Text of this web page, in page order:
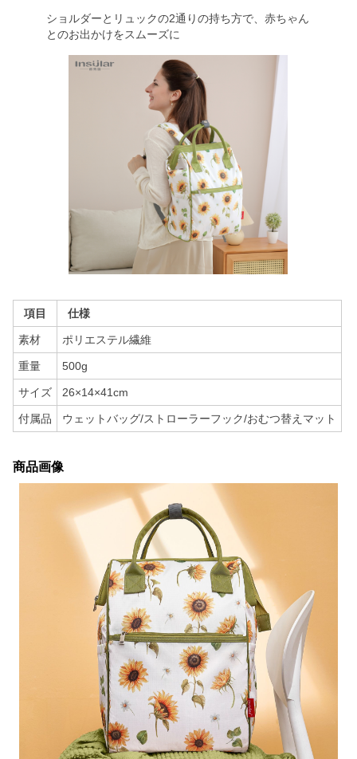
ショルダーとリュックの2通りの持ち方で、赤ちゃん
とのお出かけをスムーズに
項目 仕様
素材 ポリエステル繊維
重量 500g
サイズ 26×14×41cm
付属品 ウェットバッグ/ストローラーフック/おむつ替えマット
商品画像